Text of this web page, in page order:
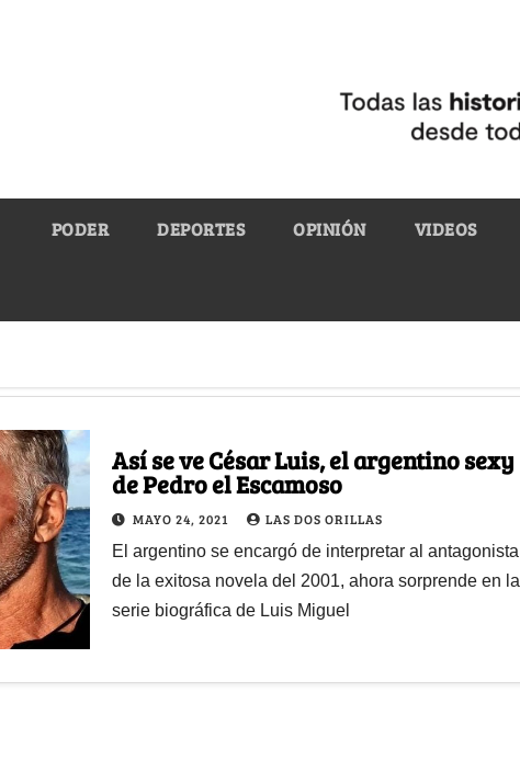
PODER DEPORTES OPINIÓN VIDEOS
Así se ve César Luis, el argentino sexy
de Pedro el Escamoso
MAYO 24, 2021 LAS DOS ORILLAS
El argentino se encargó de interpretar al antagonista
de la exitosa novela del 2001, ahora sorprende en la
serie biográfica de Luis Miguel